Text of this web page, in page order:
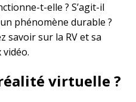
t-elle ? S’agit-il
phénomène durable ?
savoir sur la RV et sa
vidéo.
virtuelle ?